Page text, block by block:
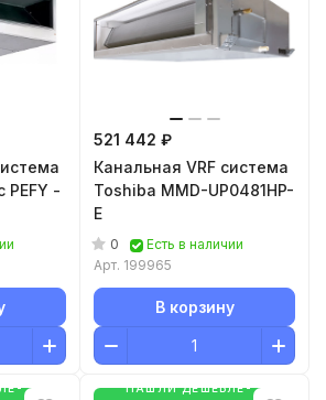
PEFY -
521 442 ₽
Канальная VRF система
Toshiba MMD-UP0481HP-
E
0
Есть в наличии
Арт. 199965
В корзину
НАШЛИ ДЕШЕВЛЕ-